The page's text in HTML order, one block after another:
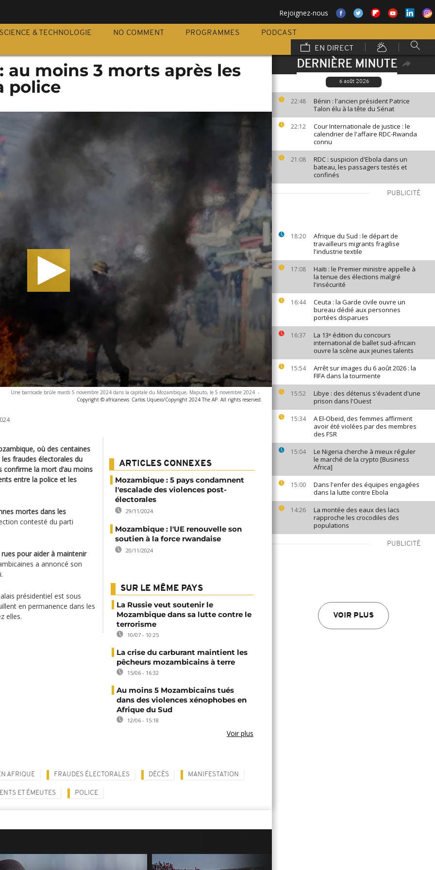
Rejoignez-nous
SCIENCE & TECHNOLOGIE NO COMMENT PROGRAMMES
PODCAST
EN DIRECT
DERNIÈRE MINUTE
6 août 2026
22:48
Bénin : l'ancien président Patrice
Talon élu à la tête du Sénat
22:12
Cour Internationale de justice : le
calendrier de l'affaire RDC-Rwanda
connu
21:08
RDC : suspicion d'Ebola dans un
bateau, les passagers testés et
confinés
PUBLICITÉ
18:20
Afrique du Sud : le départ de
travailleurs migrants fragilise
l'industrie textile
17:08
Haïti : le Premier ministre appelle à
la tenue des élections malgré
l'insécurité
16:44
Ceuta : la Garde civile ouvre un
bureau dédié aux personnes
portées disparues
16:37
La 13ᵉ édition du concours
international de ballet sud-africain
ouvre la scène aux jeunes talents
15:54
Arrêt sur images du 6 août 2026 : la
FIFA dans la tourmente
15:52
Libye : des détenus s'évadent d'une
prison dans l'Ouest
15:34
A El-Obeid, des femmes affirment
avoir été violées par des membres
des FSR
15:04
Le Nigeria cherche à mieux réguler
le marché de la crypto [Business
Africa]
15:00
Dans l'enfer des équipes engagées
dans la lutte contre Ebola
14:26
La montée des eaux des lacs
rapproche les crocodiles des
populations
PUBLICITÉ
VOIR PLUS
au moins 3 morts après les
police
Une barricade brûle mardi 5 novembre 2024 dans la capitale du Mozambique, Maputo, le 5 novembre 2024 -
Copyright © africanews Carlos Uqueio/Copyright 2024 The AP. All rights reserved.
où des centaines
fraudes électorales du
la mort d’au moins
entre la police et les
mortes dans les
contesté du parti
pour aider à maintenir
a annoncé son
présidentiel est sous
en permanence dans les
elles.
ARTICLES CONNEXES
Mozambique : 5 pays condamnent
l'escalade des violences post-
électorales
29/11/2024
Mozambique : l'UE renouvelle son
soutien à la force rwandaise
20/11/2024
SUR LE MÊME PAYS
La Russie veut soutenir le
Mozambique dans sa lutte contre le
terrorisme
10/07 - 10:25
La crise du carburant maintient les
pêcheurs mozambicains à terre
15/06 - 16:32
Au moins 5 Mozambicains tués
dans des violences xénophobes en
Afrique du Sud
12/06 - 15:18
Voir plus
AFRIQUE FRAUDES ÉLECTORALES DÉCÈS MANIFESTATION
ET ÉMEUTES POLICE